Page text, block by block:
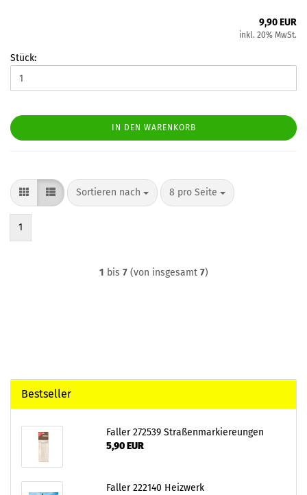
9,90 EUR
inkl. 20% MwSt.
Stück:
IN DEN WARENKORB
Sortieren nach
Sortieren nach 8 pro Seite
pro Seite
1
1 bis 7(von insgesamt 7)
Bestseller
Faller 272539 Straßenmarkiereungen
5,90 EUR
Faller 222140 Heizwerk